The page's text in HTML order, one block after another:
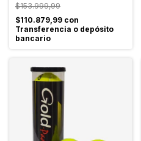
$153.999,99
$110.879,99 con
Transferencia o depósito
bancario